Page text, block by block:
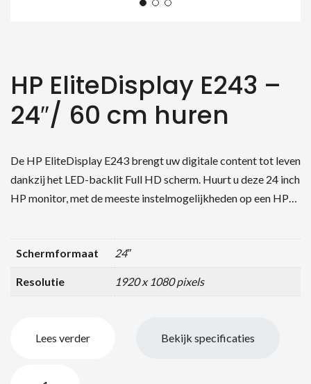
HP EliteDisplay E243 –
24″/ 60 cm huren
De HP EliteDisplay E243 brengt uw digitale content tot leven
dankzij het LED-backlit Full HD scherm. Huurt u deze 24 inch
HP monitor, met de meeste instelmogelijkheden op een HP…
Schermformaat 24″
Resolutie 1920 x 1080 pixels
Lees verder Bekijk specificaties